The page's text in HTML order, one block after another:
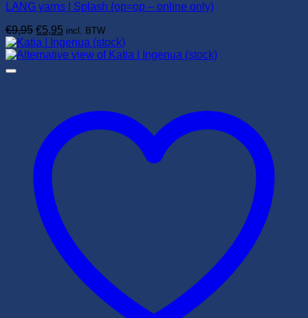
LANG yarns | Splash (op=op – online only)
€9,95 Oorspronkelijke
prijs
was:
€5,95 Huidige
prijs
is:
incl. BTW